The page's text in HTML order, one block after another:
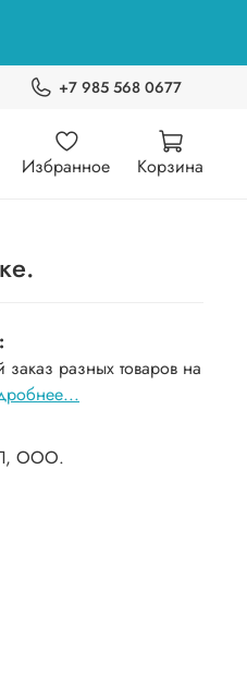
+7 985 568 0677
Избранное Корзина
разных товаров на
ООО.